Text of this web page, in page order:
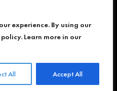
experience. By using our
Learn more in our
All Accept All
in
466